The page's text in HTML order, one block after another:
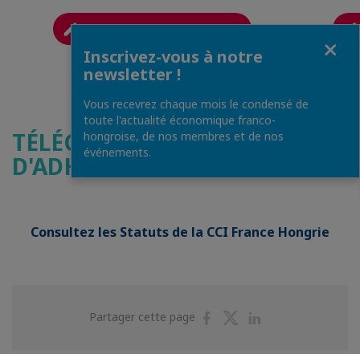
CHOISIR - 810 000 HUF/AN
TÉLÉCHARGEZ LA FICHE
D'ADHÉSION 2026
Consultez les Statuts de la CCI France Hongrie
Partager cette page
PartagerPartager
Inscrivez-vous à notre
newsletter !
Vous recevrez chaque mois le condensé de
toute l'actualité économique franco-
hongroise, de nos membres et de nos
événements.